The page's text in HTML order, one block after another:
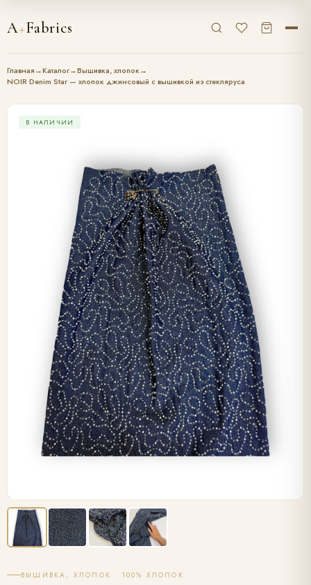
A+Fabrics
Главная→Каталог→Вышивка, хлопок→
NOIR Denim Star — хлопок джинсовый с вышивкой из стекляруса
В НАЛИЧИИ
ВЫШИВКА, ХЛОПОК · 100% ХЛОПОК